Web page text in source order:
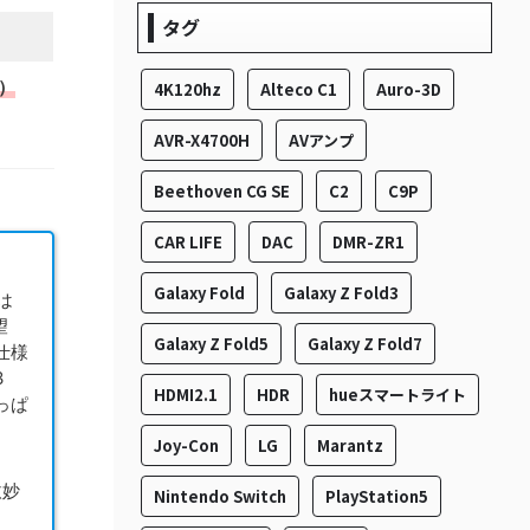
様
ぱ
タグ
4K120hz Alteco C1 Auro-3D
AVR-X4700H AVアンプ
Beethoven CG SE C2 C9P
CAR LIFE DAC DMR-ZR1
Galaxy Fold Galaxy Z Fold3
Galaxy Z Fold5 Galaxy Z Fold7
HDMI2.1 HDR hueスマートライト
Joy-Con LG Marantz
Nintendo Switch PlayStation5